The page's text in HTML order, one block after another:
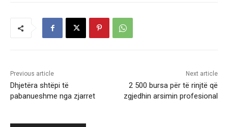
Previous article
Dhjetëra shtëpi të
pabanueshme nga zjarret
Next article
2 500 bursa për të rinjtë që
zgjedhin arsimin profesional